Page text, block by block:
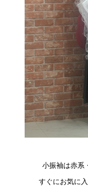
小振袖は赤系
すぐにお気に